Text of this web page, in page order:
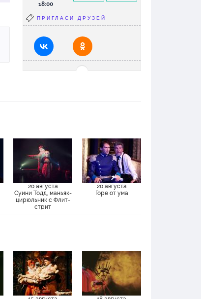
18:00
ПРИГЛАСИ ДРУЗЕЙ
20 августа
Суини Тодд, маньяк-
цирюльник с Флит-
стрит
20 августа
Горе от ума